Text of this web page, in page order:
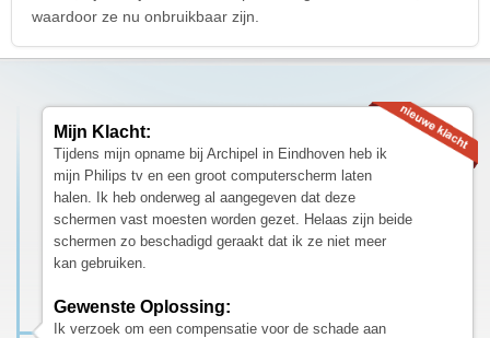
waardoor ze nu onbruikbaar zijn.
Mijn Klacht:
Tijdens mijn opname bij Archipel in Eindhoven heb ik
mijn Philips tv en een groot computerscherm laten
halen. Ik heb onderweg al aangegeven dat deze
schermen vast moesten worden gezet. Helaas zijn beide
schermen zo beschadigd geraakt dat ik ze niet meer
kan gebruiken.
Gewenste Oplossing:
Ik verzoek om een compensatie voor de schade aan